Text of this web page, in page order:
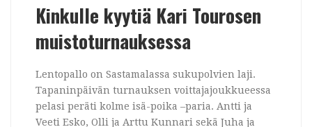
Kinkulle kyytiä Kari Tourosen
muistoturnauksessa
Lentopallo on Sastamalassa sukupolvien laji.
Tapaninpäivän turnauksen voittajajoukkueessa
pelasi peräti kolme isä-poika –paria. Antti ja
Veeti Esko, Olli ja Arttu Kunnari sekä Juha ja